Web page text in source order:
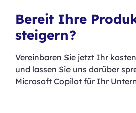
Bereit Ihre
steigern?
Vereinbaren Sie jetzt Ihr
und lassen Sie uns darüber
Microsoft Copilot für Ihr